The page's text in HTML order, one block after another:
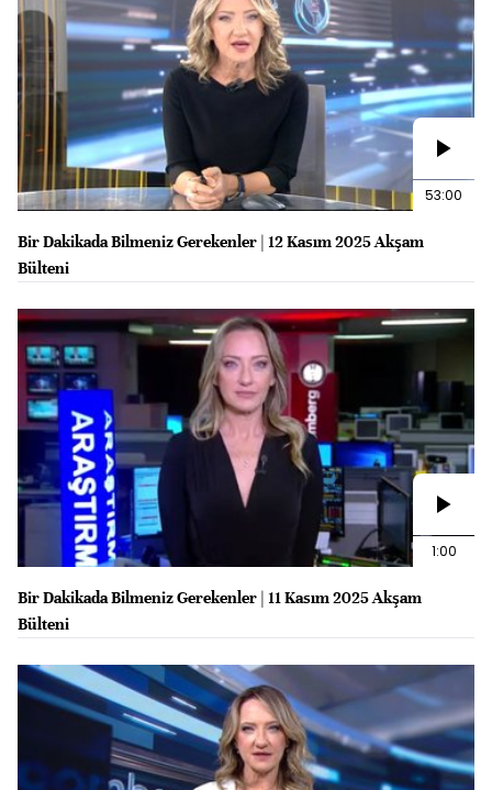
53:00
Bir Dakikada Bilmeniz Gerekenler | 12 Kasım 2025 Akşam
Bülteni
1:00
Bir Dakikada Bilmeniz Gerekenler | 11 Kasım 2025 Akşam
Bülteni